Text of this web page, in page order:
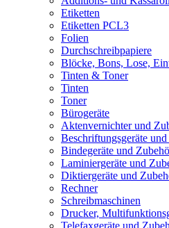
Etiketten
Etiketten PCL3
Folien
Durchschreibpapiere
Blöcke, Bons, Lose,
Tinten & Toner
Tinten
Toner
Bürogeräte
Aktenvernichter und
Beschriftungsgeräte
Bindegeräte und
Laminiergeräte und
Diktiergeräte und
Rechner
Schreibmaschinen
Drucker,